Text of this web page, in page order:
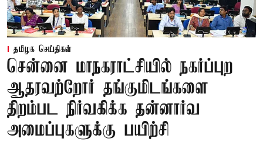
தமிழக செய்திகள்
சென்னை மாநகராட்சியில் நகர்ப்புற
ஆதரவற்றோர் தங்குமிடங்களை
திறம்பட நிர்வகிக்க தன்னார்வ
அமைப்புகளுக்கு பயிற்சி